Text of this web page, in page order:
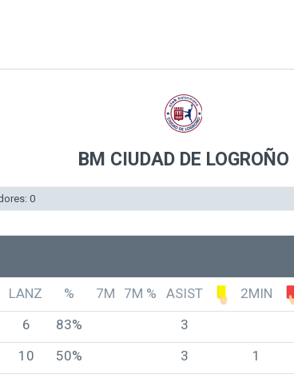
BM CIUDAD DE LOGROÑO
0
LANZ % 7M 7M % ASIST
2MIN
6 83%
3
10 50% 3
1